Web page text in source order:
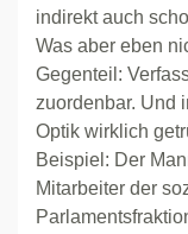
indirekt auch
Was aber eben
Gegenteil:
zuordenbar. Und
Optik wirklich
Beispiel: Der
Mitarbeiter der